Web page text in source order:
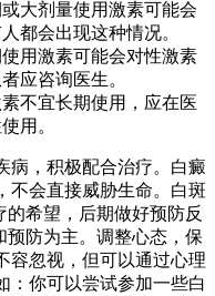
大剂量使用激素可能会
都会出现这种情况。
用激素可能会对性激素
应咨询医生。
不宜长期使用，应在医
用。
病，积极配合治疗。白癜
不会直接威胁生命。白斑
希望，后期做好预防反
预防为主。调整心态，保
容忽视，但可以通过心理
：你可以尝试参加一些白